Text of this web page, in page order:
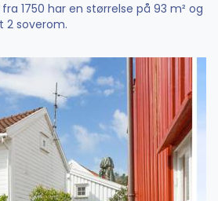
1750 har en størrelse på 93 m² og
2 soverom.